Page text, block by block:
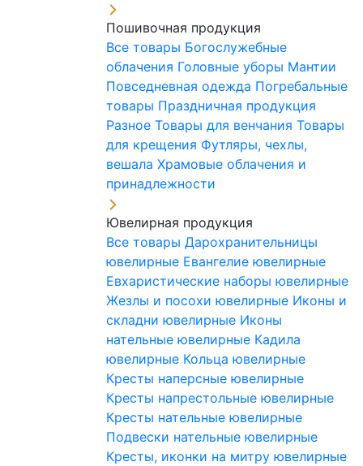
Пошивочная продукция
Все товары Богослужебные
облачения Головные уборы Мантии
Повседневная одежда Погребальные
товары Праздничная продукция
Разное Товары для венчания Товары
для крещения Футляры, чехлы,
вешала Храмовые облачения и
принадлежности
Ювелирная продукция
Все товары Дарохранительницы
ювелирные Евангелие ювелирные
Евхаристические наборы ювелирные
Жезлы и посохи ювелирные Иконы и
складни ювелирные Иконы
нательные ювелирные Кадила
ювелирные Кольца ювелирные
Кресты наперсные ювелирные
Кресты напрестольные ювелирные
Кресты нательные ювелирные
Подвески нательные ювелирные
Кресты, иконки на митру ювелирные